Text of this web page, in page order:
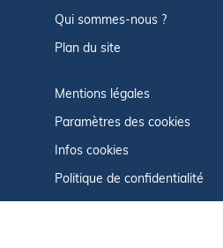
Qui sommes-nous ?
Plan du site
Mentions légales
Paramètres des cookies
Infos cookies
Politique de confidentialité
CGU